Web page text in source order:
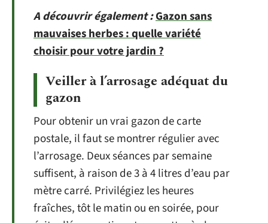
A découvrir également :Gazon sans
mauvaises herbes : quelle variété
choisir pour votre jardin ?
Veiller à l’arrosage adéquat du
gazon
Pour obtenir un vrai gazon de carte
postale, il faut se montrer régulier avec
l’arrosage. Deux séances par semaine
suffisent, à raison de 3 à 4 litres d’eau par
mètre carré. Privilégiez les heures
fraîches, tôt le matin ou en soirée, pour